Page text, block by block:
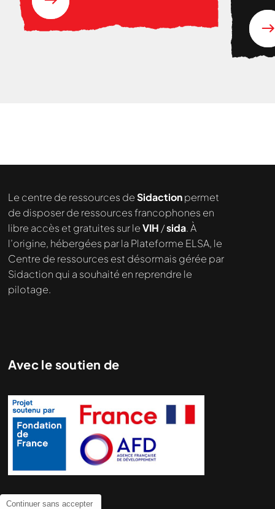
Continuer sans accepter
Le centre de ressources deSidactionpermet
de disposer de ressources francophones en
libre accès et gratuites sur leVIH /sida. À
l’origine, hébergées par la Plateforme ELSA, le
Centre de ressources est désormais gérée par
Sidaction qui a souhaité en reprendre le
pilotage.
Avec le soutien de